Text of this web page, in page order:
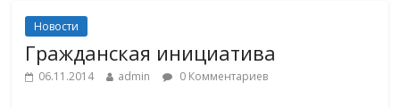
Новости
Гражданская инициатива
06.11.2014 admin 0 Комментариев